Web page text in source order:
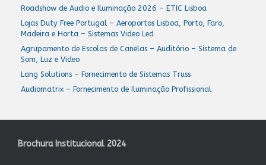
Roadshow de Audio e Iluminação 2026 – ETIC Lisboa
Lojas Duty Free Portugal – Aeroportos Lisboa, Porto, Faro,
Madeira e Horta – Sistemas Video Led
Agrupamento de Escolas de Canelas – Auditório – Sistema de
Som, Luz e Video
Lang Solutions – Fornecimento de Sistemas Truss
Audiomatrix – Fornecimento de Iluminação Profissional
Brochura Institucional 2024